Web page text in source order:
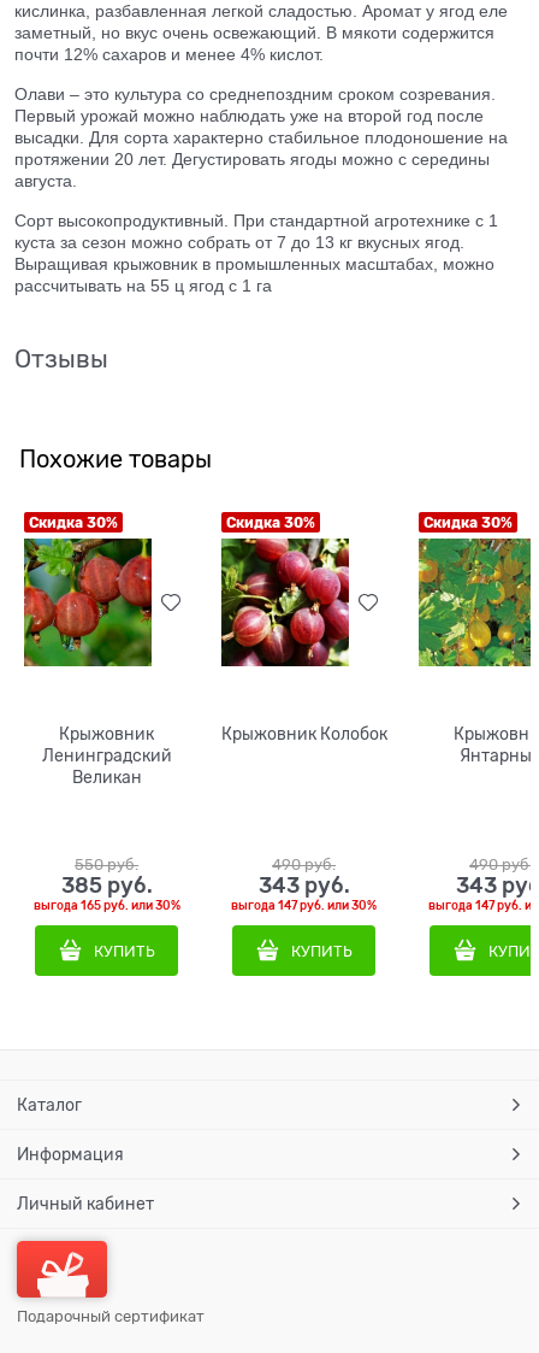
кислинка, разбавленная легкой сладостью. Аромат у ягод еле
заметный, но вкус очень освежающий. В мякоти содержится
почти 12% сахаров и менее 4% кислот.
Олави – это культура со среднепоздним сроком созревания.
Первый урожай можно наблюдать уже на второй год после
высадки. Для сорта характерно стабильное плодоношение на
протяжении 20 лет. Дегустировать ягоды можно с середины
августа.
Сорт высокопродуктивный. При стандартной агротехнике с 1
куста за сезон можно собрать от 7 до 13 кг вкусных ягод.
Выращивая крыжовник в промышленных масштабах, можно
рассчитывать на 55 ц ягод с 1 га
Отзывы
Похожие товары
Скидка 30%
Крыжовник
Ленинградский
Великан
550 руб.
385 руб.
выгода 165 руб. или30%
КУПИТЬ
Скидка 30%
Крыжовник Колобок
490 руб.
343 руб.
выгода147 руб. или30%
КУПИТЬ
Скидка 30%
490 руб.
343
выгода147 руб.
Каталог
Информация
Личный кабинет
Подарочный сертификат